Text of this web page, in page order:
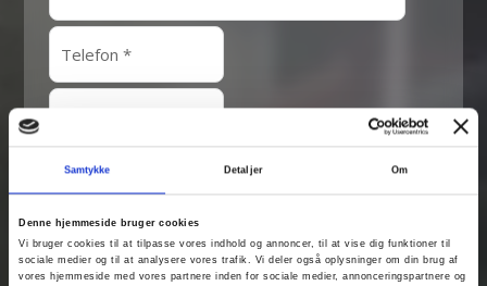
Samtykke Detaljer Om
Denne hjemmeside bruger cookies
Vi bruger cookies til at tilpasse vores indhold og annoncer, til at vise dig funktioner til
sociale medier og til at analysere vores trafik. Vi deler også oplysninger om din brug af
vores hjemmeside med vores partnere inden for sociale medier, annonceringspartnere og